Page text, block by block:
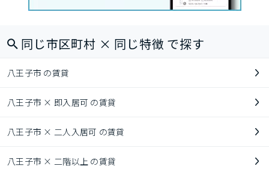
同じ市区町村 × 同じ特徴 で探す
八王子市 の賃貸
八王子市 × 即入居可 の賃貸
八王子市 × 二人入居可 の賃貸
八王子市 × 二階以上 の賃貸